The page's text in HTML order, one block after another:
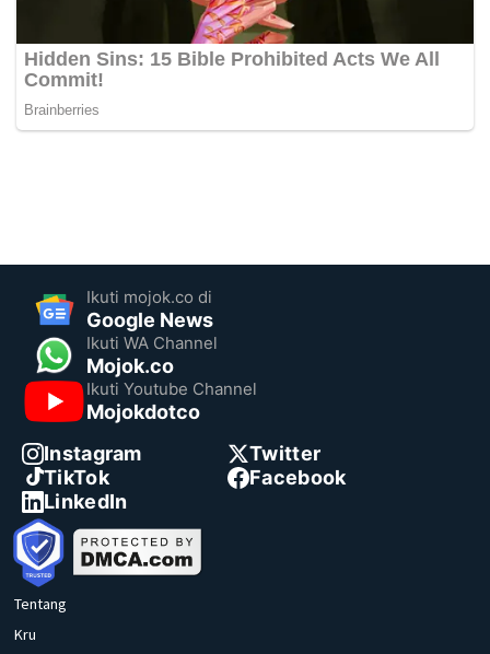
Ikuti mojok.co di
Google News
Ikuti WA Channel
Mojok.co
Ikuti Youtube Channel
Mojokdotco
Instagram
Twitter
TikTok
Facebook
LinkedIn
Tentang
Kru